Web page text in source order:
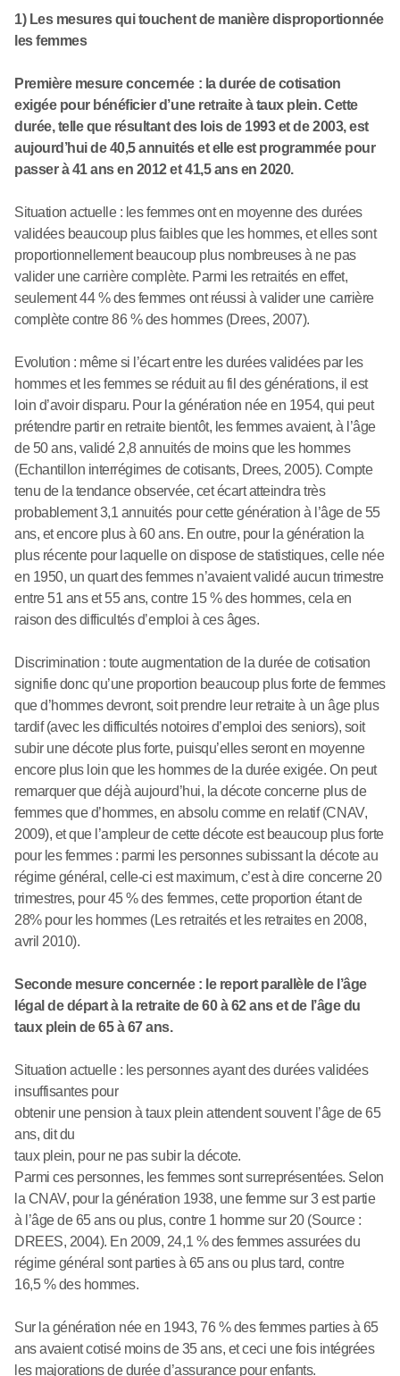
1) Les mesures qui touchent de manière disproportionnée
les femmes
Première mesure concernée : la durée de cotisation
exigée pour bénéficier d’une retraite à taux plein. Cette
durée, telle que résultant des lois de 1993 et de 2003, est
aujourd’hui de 40,5 annuités et elle est programmée pour
passer à 41 ans en 2012 et 41,5 ans en 2020.
Situation actuelle : les femmes ont en moyenne des durées
validées beaucoup plus faibles que les hommes, et elles sont
proportionnellement beaucoup plus nombreuses à ne pas
valider une carrière complète. Parmi les retraités en effet,
seulement 44 % des femmes ont réussi à valider une carrière
complète contre 86 % des hommes (Drees, 2007).
Evolution : même si l’écart entre les durées validées par les
hommes et les femmes se réduit au fil des générations, il est
loin d’avoir disparu. Pour la génération née en 1954, qui peut
prétendre partir en retraite bientôt, les femmes avaient, à l’âge
de 50 ans, validé 2,8 annuités de moins que les hommes
(Echantillon interrégimes de cotisants, Drees, 2005). Compte
tenu de la tendance observée, cet écart atteindra très
probablement 3,1 annuités pour cette génération à l’âge de 55
ans, et encore plus à 60 ans. En outre, pour la génération la
plus récente pour laquelle on dispose de statistiques, celle née
en 1950, un quart des femmes n’avaient validé aucun trimestre
entre 51 ans et 55 ans, contre 15 % des hommes, cela en
raison des difficultés d’emploi à ces âges.
Discrimination : toute augmentation de la durée de cotisation
signifie donc qu’une proportion beaucoup plus forte de femmes
que d’hommes devront, soit prendre leur retraite à un âge plus
tardif (avec les difficultés notoires d’emploi des seniors), soit
subir une décote plus forte, puisqu’elles seront en moyenne
encore plus loin que les hommes de la durée exigée. On peut
remarquer que déjà aujourd’hui, la décote concerne plus de
femmes que d’hommes, en absolu comme en relatif (CNAV,
2009), et que l’ampleur de cette décote est beaucoup plus forte
pour les femmes : parmi les personnes subissant la décote au
régime général, celle-ci est maximum, c’est à dire concerne 20
trimestres, pour 45 % des femmes, cette proportion étant de
28% pour les hommes (Les retraités et les retraites en 2008,
avril 2010).
Seconde mesure concernée : le report parallèle de l’âge
légal de départ à la retraite de 60 à 62 ans et de l’âge du
taux plein de 65 à 67 ans.
Situation actuelle : les personnes ayant des durées validées
insuffisantes pour
obtenir une pension à taux plein attendent souvent l’âge de 65
ans, dit du
taux plein, pour ne pas subir la décote.
Parmi ces personnes, les femmes sont surreprésentées. Selon
la CNAV, pour la génération 1938, une femme sur 3 est partie
à l’âge de 65 ans ou plus, contre 1 homme sur 20 (Source :
DREES, 2004). En 2009, 24,1 % des femmes assurées du
régime général sont parties à 65 ans ou plus tard, contre
16,5 % des hommes.
Sur la génération née en 1943, 76 % des femmes parties à 65
ans avaient cotisé moins de 35 ans, et ceci une fois intégrées
les majorations de durée d’assurance pour enfants.